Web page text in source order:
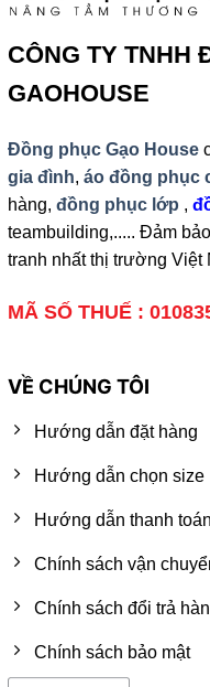
CÔNG TY TNHH
GAOHOUSE
Đồng phục Gạo House
gia đình, áo đồng phục
hàng, đồng phục lớp ,
teambuilding,..... Đảm
tranh nhất thị trường Việt
MÃ SỐ THUẾ :
VỀ CHÚNG TÔI
Hướng dẫn đặt hàng
Hướng dẫn chọn size
Hướng dẫn thanh toán
Chính sách vận
Chính sách đổi trả
Chính sách bảo mật